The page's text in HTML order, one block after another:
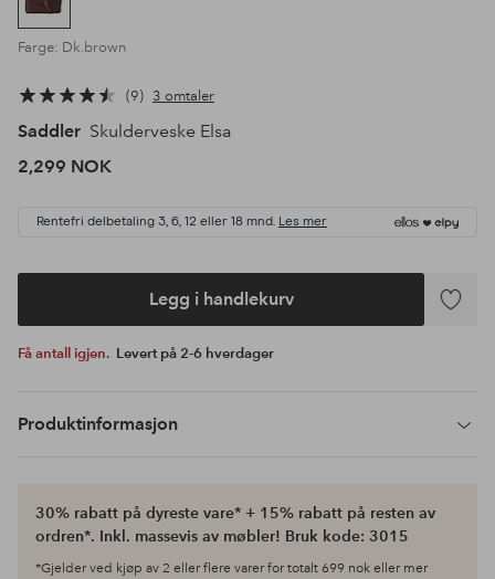
Farge: Dk.brown
9 3 omtaler
Saddler Skulderveske Elsa
2,299 NOK
Rentefri delbetaling 3, 6, 12 eller 18 mnd. Les mer
Legg i handlekurv
Legg
Få antall igjen. Levert på 2-6 hverdager
Produktinformasjon
30% rabatt på dyreste vare* + 15% rabatt på resten av
ordren*. Inkl. massevis av møbler! Bruk kode: 3015
*Gjelder ved kjøp av 2 eller flere varer for totalt 699 nok eller mer